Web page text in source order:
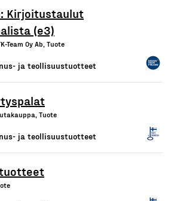
Kirjoitustaulut
(e3)
Team Oy Ab, Tuote
ja teollisuustuotteet
Tuote
ja teollisuustuotteet